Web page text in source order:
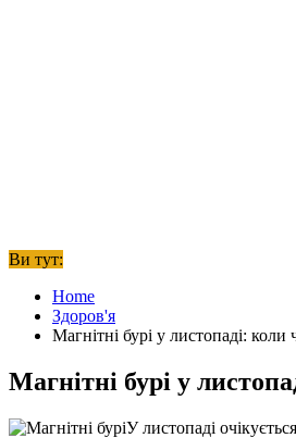
Ви тут:
Home
Здоров'я
Магнітні бурі у листопаді:
Магнітні бурі у
У листопаді